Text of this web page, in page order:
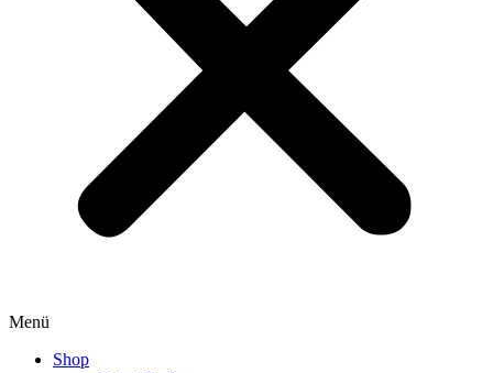
Menü
Shop